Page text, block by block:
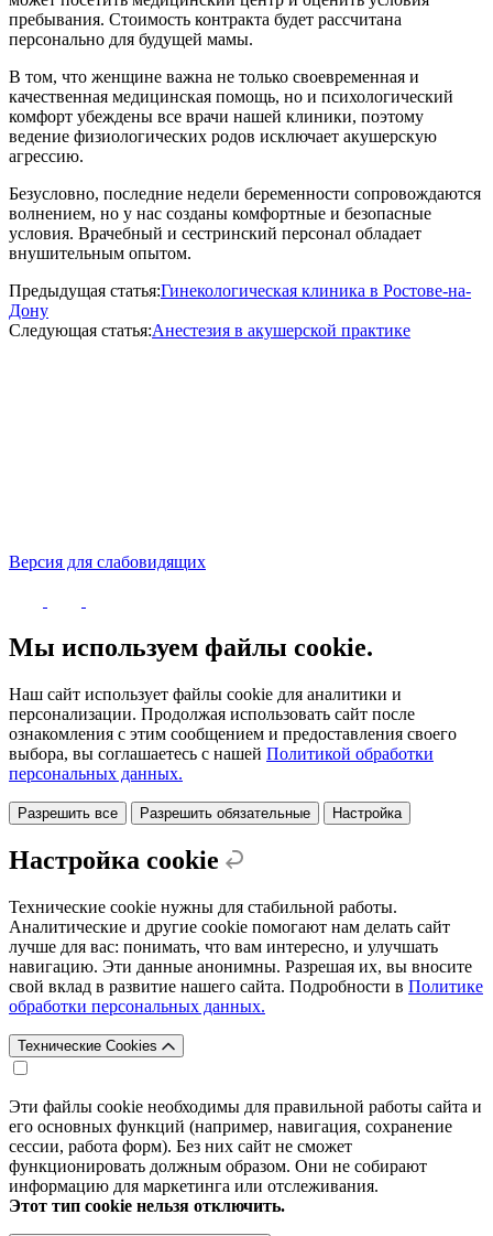
пребывания. Стоимость контракта будет рассчитана
персонально для будущей мамы.
В том, что женщине важна не только своевременная и
качественная медицинская помощь, но и психологический
комфорт убеждены все врачи нашей клиники, поэтому
ведение физиологических родов исключает акушерскую
агрессию.
Безусловно, последние недели беременности сопровождаются
волнением, но у нас созданы комфортные и безопасные
условия. Врачебный и сестринский персонал обладает
внушительным опытом.
Предыдущая статья:Гинекологическая клиника в Ростове-на-
Дону
Следующая статья:Анестезия в акушерской практике
Версия для слабовидящих
Мы используем файлы cookie.
Наш сайт использует файлы cookie для аналитики и
персонализации. Продолжая использовать сайт после
ознакомления с этим сообщением и предоставления своего
выбора, вы соглашаетесь с нашей Политикой обработки
персональных данных.
Разрешить все Разрешить обязательные Настройка
Настройка cookie
Технические cookie нужны для стабильной работы.
Аналитические и другие cookie помогают нам делать сайт
лучше для вас: понимать, что вам интересно, и улучшать
навигацию. Эти данные анонимны. Разрешая их, вы вносите
свой вклад в развитие нашего сайта. Подробности в Политике
обработки персональных данных.
Технические Cookies
Эти файлы cookie необходимы для правильной работы сайта и
его основных функций (например, навигация, сохранение
сессии, работа форм). Без них сайт не сможет
функционировать должным образом. Они не собирают
информацию для маркетинга или отслеживания.
Этот тип cookie нельзя отключить.